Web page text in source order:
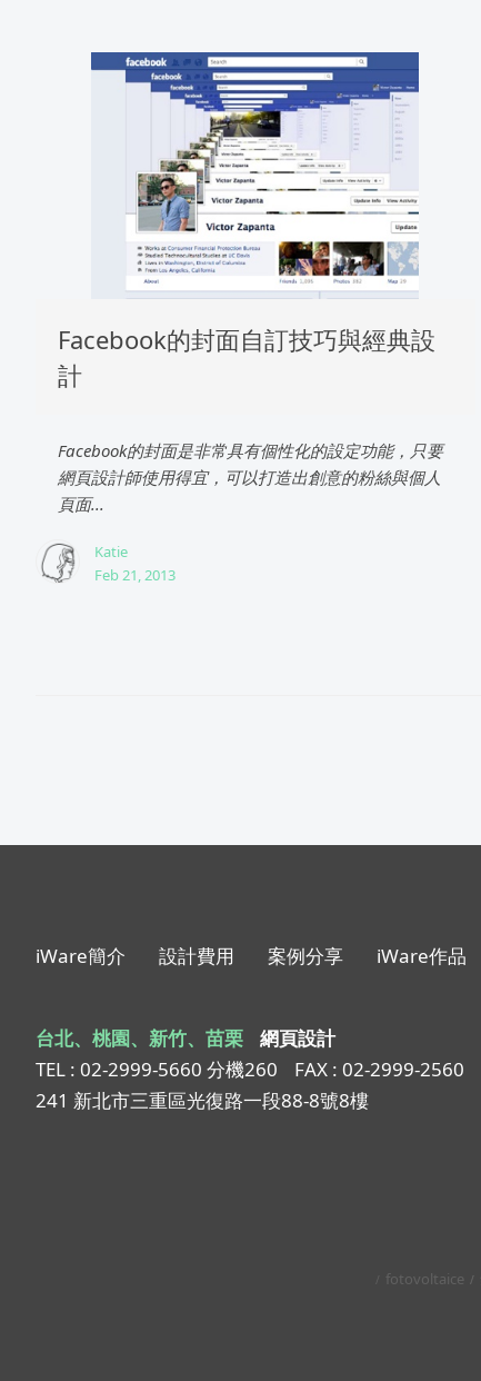
Facebook的封面自訂技巧與經典設
計
Facebook的封面是非常具有個性化的設定功能，只要
網頁設計師使用得宜，可以打造出創意的粉絲與個人
頁面...
Katie
Feb 21, 2013
iWare簡介 設計費用 案例分享 iWare作品
台北、桃園、新竹、苗栗
網頁設計
TEL : 02-2999-5660 分機260
FAX : 02-2999-2560
241 新北市三重區光復路一段88-8號8樓
fotovoltaice